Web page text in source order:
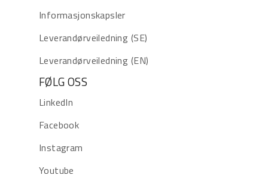
Informasjonskapsler
Leverandørveiledning (SE)
Leverandørveiledning (EN)
FØLG OSS
LinkedIn
Facebook
Instagram
Youtube